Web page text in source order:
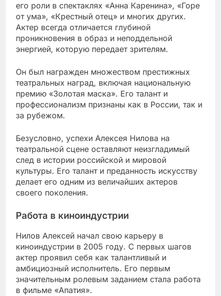
его роли в спектаклях «Анна Каренина», «Горе
от ума», «Крестный отец» и многих других.
Актер всегда отличается глубиной
проникновения в образ и неподдельной
энергией, которую передает зрителям.
Он был награжден множеством престижных
театральных наград, включая национальную
премию «Золотая маска». Его талант и
профессионализм признаны как в России, так и
за рубежом.
Безусловно, успехи Алексея Нилова на
театральной сцене оставляют неизгладимый
след в истории российской и мировой
культуры. Его талант и преданность искусству
делает его одним из величайших актеров
своего поколения.
Работа в киноиндустрии
Нилов Алексей начал свою карьеру в
киноиндустрии в 2005 году. С первых шагов
актер проявил себя как талантливый и
амбициозный исполнитель. Его первым
значительным ролевым заданием стала работа
в фильме «Апатия».